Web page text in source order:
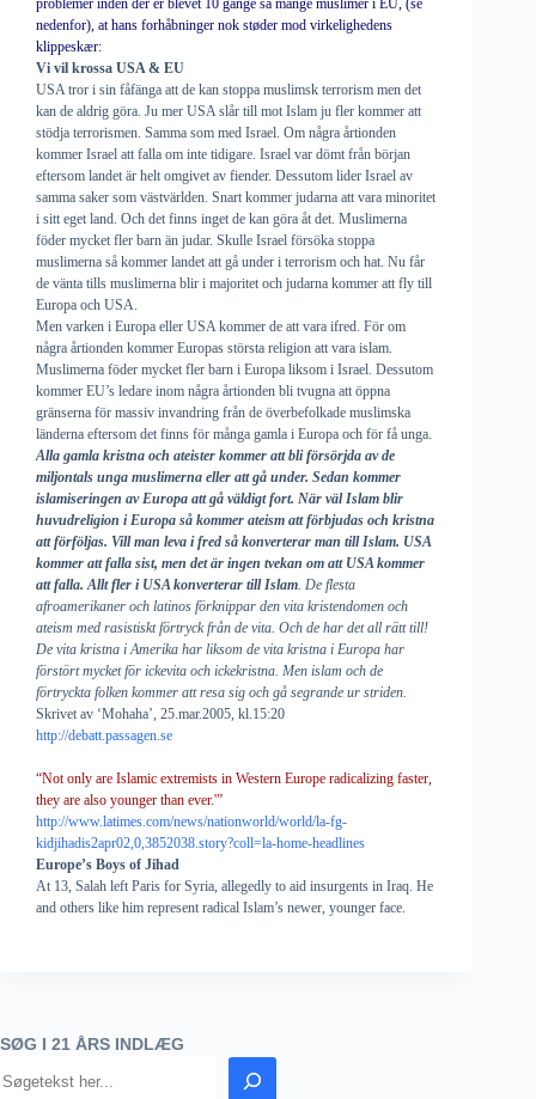
problemer inden der er blevet 10 gange så mange muslimer i EU, (se
nedenfor), at hans forhåbninger nok støder mod virkelighedens
klippeskær:
Vi vil krossa USA & EU
USA tror i sin fåfänga att de kan stoppa muslimsk terrorism men det
kan de aldrig göra. Ju mer USA slår till mot Islam ju fler kommer att
stödja terrorismen. Samma som med Israel. Om några årtionden
kommer Israel att falla om inte tidigare. Israel var dömt från början
eftersom landet är helt omgivet av fiender. Dessutom lider Israel av
samma saker som västvärlden. Snart kommer judarna att vara minoritet
i sitt eget land. Och det finns inget de kan göra åt det. Muslimerna
föder mycket fler barn än judar. Skulle Israel försöka stoppa
muslimerna så kommer landet att gå under i terrorism och hat. Nu får
de vänta tills muslimerna blir i majoritet och judarna kommer att fly till
Europa och USA.
Men varken i Europa eller USA kommer de att vara ifred. För om
några årtionden kommer Europas största religion att vara islam.
Muslimerna föder mycket fler barn i Europa liksom i Israel. Dessutom
kommer EU’s ledare inom några årtionden bli tvugna att öppna
gränserna för massiv invandring från de överbefolkade muslimska
länderna eftersom det finns för många gamla i Europa och för få unga.
Alla gamla kristna och ateister kommer att bli försörjda av de
miljontals unga muslimerna eller att gå under. Sedan kommer
islamiseringen av Europa att gå väldigt fort. När väl Islam blir
huvudreligion i Europa så kommer ateism att förbjudas och kristna
att förföljas. Vill man leva i fred så konverterar man till Islam. USA
kommer att falla sist, men det är ingen tvekan om att USA kommer
att falla. Allt fler i USA konverterar till Islam. De flesta
afroamerikaner och latinos förknippar den vita kristendomen och
ateism med rasistiskt förtryck från de vita. Och de har det all rätt till!
De vita kristna i Amerika har liksom de vita kristna i Europa har
förstört mycket för ickevita och ickekristna. Men islam och de
förtryckta folken kommer att resa sig och gå segrande ur striden.
Skrivet av ‘Mohaha’, 25.mar.2005, kl.15:20
http://debatt.passagen.se
“Not only are Islamic extremists in Western Europe radicalizing faster,
they are also younger than ever.'”
http://www.latimes.com/news/nationworld/world/la-fg-
kidjihadis2apr02,0,3852038.story?coll=la-home-headlines
Europe’s Boys of Jihad
At 13, Salah left Paris for Syria, allegedly to aid insurgents in Iraq. He
and others like him represent radical Islam’s newer, younger face.
SØG I 21 ÅRS INDLÆG